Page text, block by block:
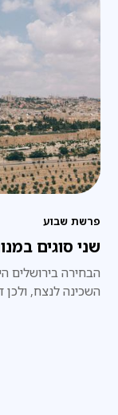
פרשת שבוע
שני סוגים
הבחירה בירושלים
השכינה לנצח, ולכן